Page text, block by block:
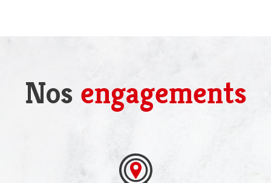
Nos engagements